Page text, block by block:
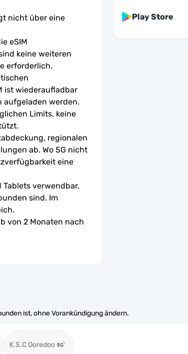
nicht über eine
eSIM
keine weiteren
erforderlich.
ist wiederaufladbar
aufgeladen werden.
Limits, keine
regionalen
ab. Wo 5G nicht
eine
verwendbar,
sind. Im
von 2 Monaten nach
ist, ohne Vorankündigung ändern.
K.S.C Ooredoo
Play Store